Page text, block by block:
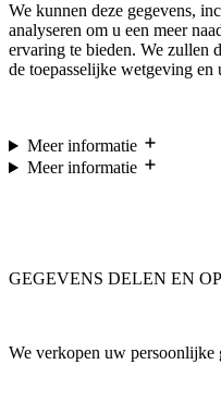
We kunnen deze gegevens,
analyseren om u een meer
ervaring te bieden. We zullen
de toepasselijke wetgeving
Meer informatie
Meer informatie
GEGEVENS DELEN EN
We verkopen uw persoonlijke